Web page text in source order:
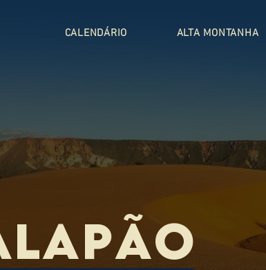
CALENDÁRIO ALTA MONTANHA